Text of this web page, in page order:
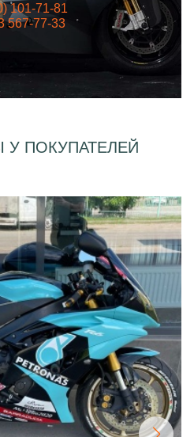
101-71-81
567-77-33
ПОКУПАТЕЛЕЙ